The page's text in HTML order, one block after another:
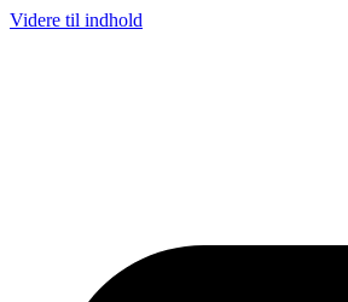
Videre til indhold